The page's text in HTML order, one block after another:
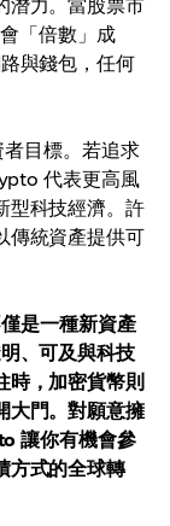
潛力。當股票市
「倍數」成
與錢包，任何
目標。若追求
代表更高風
型科技經濟。許
傳統資產提供可
是一種新資產
、可及與科技
時，加密貨幣則
大門。對願意擁
讓你有機會參
方式的全球轉